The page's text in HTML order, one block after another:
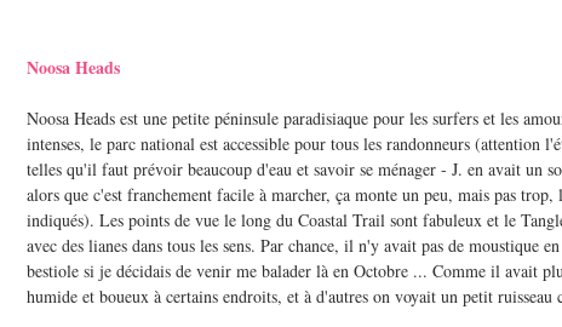
Noosa Heads
Noosa Heads est une petite péninsule paradisiaque pour les surfers et les
intenses, le parc national est accessible pour tous les randonneurs (attention
telles qu'il faut prévoir beaucoup d'eau et savoir se ménager - J. en avait un
alors que c'est franchement facile à marcher, ça monte un peu, mais pas
indiqués). Les points de vue le long du Coastal Trail sont fabuleux et le
avec des lianes dans tous les sens. Par chance, il n'y avait pas de moustique
bestiole si je décidais de venir me balader là en Octobre ... Comme il avait
humide et boueux à certains endroits, et à d'autres on voyait un petit ruisseau